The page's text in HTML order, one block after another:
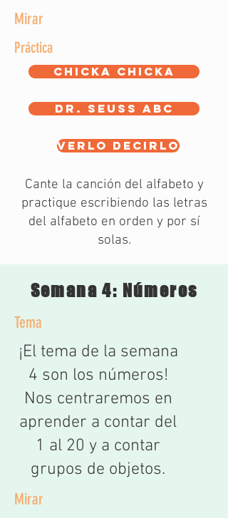
Mirar
Práctica
Chicka chicka
Dr. seuss abc
Verlo decirlo
Cante la canción del alfabeto y
practique escribiendo las letras
del alfabeto en orden y por sí
solas.
Semana 4: Números
Tema
¡El tema de la semana
4 son los números!
Nos centraremos en
aprender a contar del
1 al 20 y a contar
grupos de objetos.
Mirar